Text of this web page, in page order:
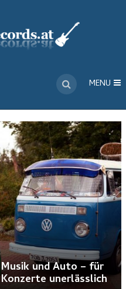
MENU
Musik und Auto – für
Konzerte unerlässlich